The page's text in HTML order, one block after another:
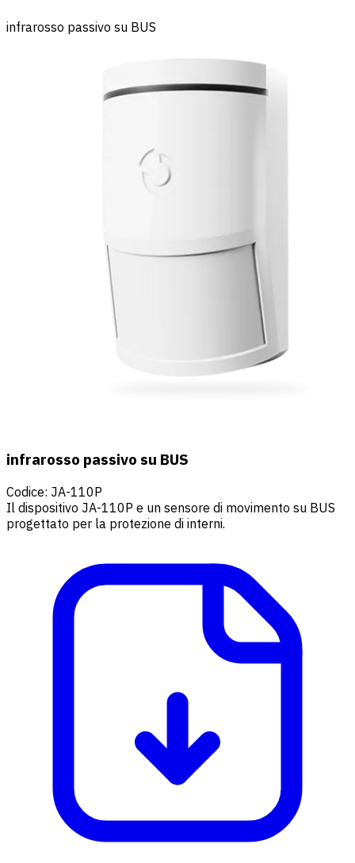
infrarosso passivo su BUS
infrarosso passivo su BUS
Codice: JA-110P
Il dispositivo JA-110P e un sensore di movimento su BUS
progettato per la protezione di interni.